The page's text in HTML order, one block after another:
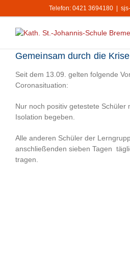
Inhalt
springen
Telefon: 0421 3694180
Gemeinsam durch die Krise
Seit dem 13.09. gelten folgende
Coronasituation:
Nur noch positiv getestete Schüler
Isolation begeben.
Alle anderen Schüler der
anschließenden sieben Tagen
tragen.